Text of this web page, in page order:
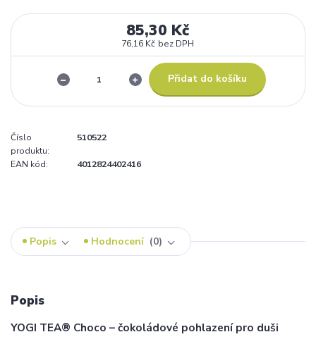
85,30 Kč
76,16 Kč bez DPH
Přidat do košíku
Číslo
produktu:
510522
EAN kód: 4012824402416
Popis Hodnocení 0
Popis
YOGI TEA® Choco – čokoládové pohlazení pro duši